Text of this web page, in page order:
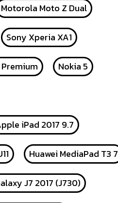
Motorola Moto Z Dual
Sony Xperia XA1
Nokia 5
iPad 2017 9.7
Huawei MediaPad T3 7
J7 2017 (J730)